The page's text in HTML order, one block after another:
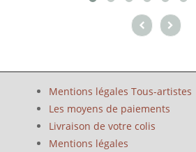
Mentions légales Tous-artistes
Les moyens de paiements
Livraison de votre colis
Mentions légales